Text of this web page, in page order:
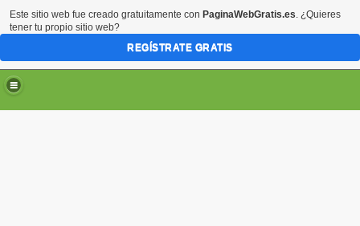
Este sitio web fue creado gratuitamente con PaginaWebGratis.es. ¿Quieres
tener tu propio sitio web?
REGÍSTRATE GRATIS